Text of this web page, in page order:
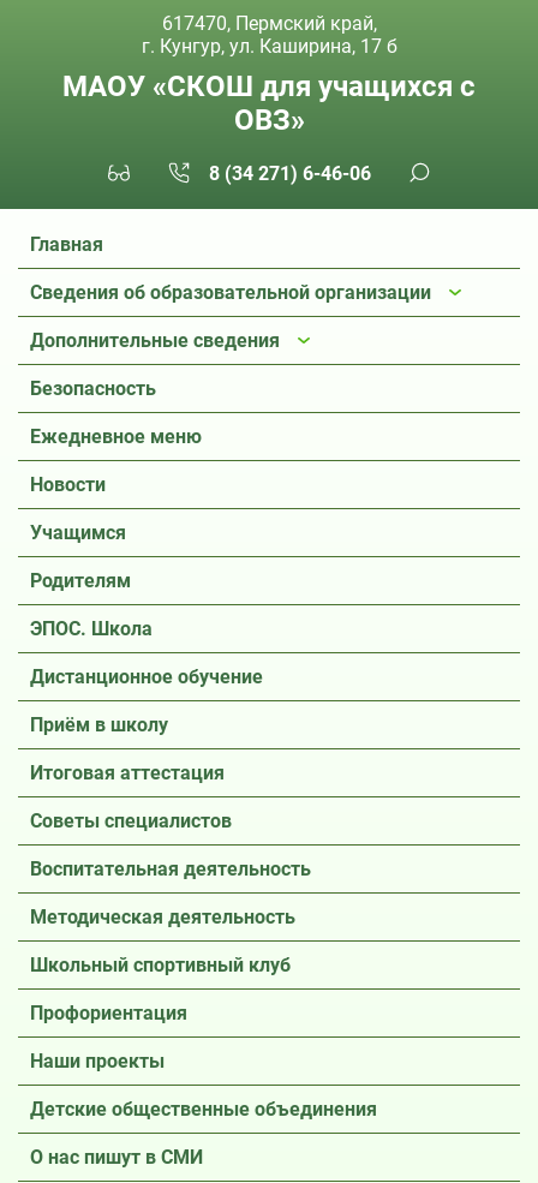
617470, Пермский край,
г. Кунгур, ул. Каширина, 17 б
МАОУ «СКОШ для учащихся с
ОВЗ»
8 (34 271) 6-46-06
Главная
Сведения об образовательной организации
Дополнительные сведения
Безопасность
Ежедневное меню
Новости
Учащимся
Родителям
ЭПОС. Школа
Дистанционное обучение
Приём в школу
Итоговая аттестация
Советы специалистов
Воспитательная деятельность
Методическая деятельность
Школьный спортивный клуб
Профориентация
Наши проекты
Детские общественные объединения
О нас пишут в СМИ